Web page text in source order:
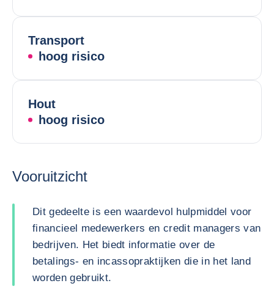
Transport
hoog risico
Hout
hoog risico
Vooruitzicht
Dit gedeelte is een waardevol hulpmiddel voor
financieel medewerkers en credit managers van
bedrijven. Het biedt informatie over de
betalings- en incassopraktijken die in het land
worden gebruikt.